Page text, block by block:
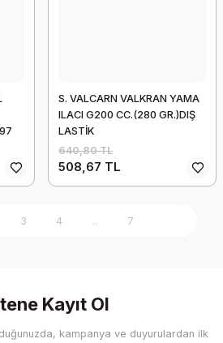
S. VALCARN VALKRAN YAMA
ILACI G200 CC.(280 GR.)DIŞ
LASTİK
640,80 TL
508,67 TL
3 4 .. 7
Kayıt Ol
kampanya ve duyurulardan ilk